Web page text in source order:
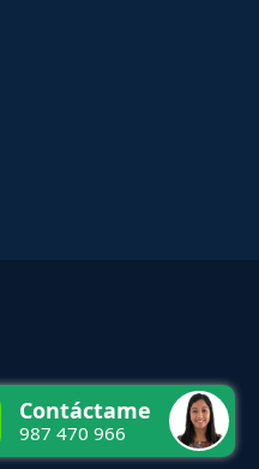
Contáctame
987 470 966